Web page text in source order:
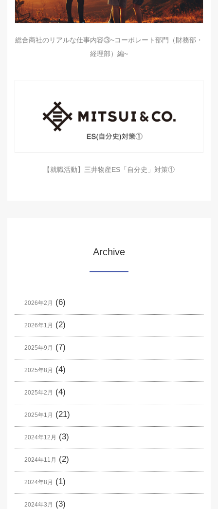
総合商社のリアルな仕事内容③~コーポレート部門（財務部・
経理部）編~
【就職活動】三井物産ES「自分史」対策①
Archive
2026年2月 (6)
2026年1月 (2)
2025年9月 (7)
2025年8月 (4)
2025年2月 (4)
2025年1月 (21)
2024年12月 (3)
2024年11月 (2)
2024年8月 (1)
2024年3月 (3)